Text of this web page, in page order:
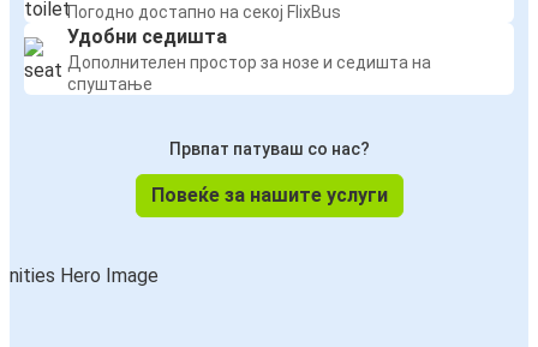
Погодно достапно на секој FlixBus
Удобни седишта
Дополнителен простор за нозе и седишта на
спуштање
Првпат патуваш со нас?
Повеќе за нашите услуги